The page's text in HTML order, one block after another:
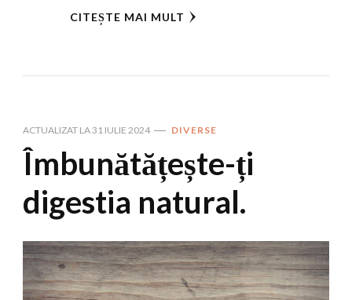
CITEȘTE MAI MULT
ACTUALIZAT LA31 IULIE 2024 DIVERSE
Îmbunătățește-ți
digestia natural.